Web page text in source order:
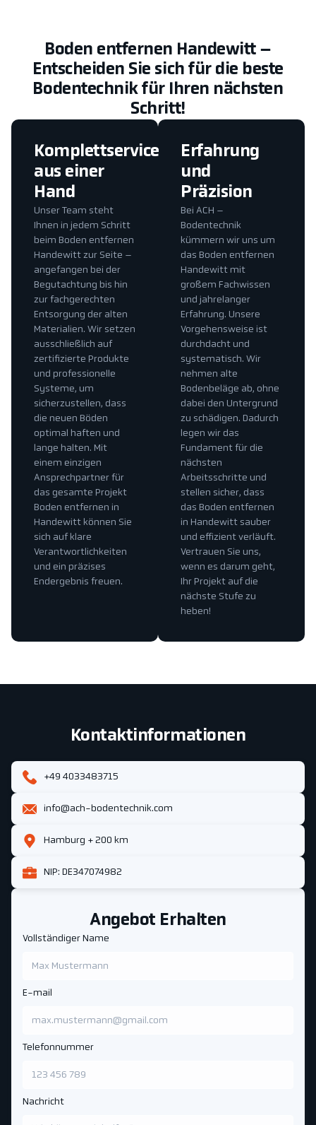
Boden entfernen Handewitt –
Entscheiden Sie sich für die beste
Bodentechnik für Ihren nächsten
Schritt!
Erfahrung
und
Präzision
Bei ACH –
Bodentechnik
kümmern wir uns um
das Boden entfernen
Handewitt mit
großem Fachwissen
und jahrelanger
Erfahrung. Unsere
Vorgehensweise ist
durchdacht und
systematisch. Wir
nehmen alte
Bodenbeläge ab, ohne
dabei den Untergrund
zu schädigen. Dadurch
legen wir das
Fundament für die
nächsten
Arbeitsschritte und
stellen sicher, dass
das Boden entfernen
in Handewitt sauber
und effizient verläuft.
Vertrauen Sie uns,
wenn es darum geht,
Ihr Projekt auf die
nächste Stufe zu
heben!
Komplettservice
aus einer
Hand
Unser Team steht
Ihnen in jedem Schritt
beim Boden entfernen
Handewitt zur Seite –
angefangen bei der
Begutachtung bis hin
zur fachgerechten
Entsorgung der alten
Materialien. Wir setzen
ausschließlich auf
zertifizierte Produkte
und professionelle
Systeme, um
sicherzustellen, dass
die neuen Böden
optimal haften und
lange halten. Mit
einem einzigen
Ansprechpartner für
das gesamte Projekt
Boden entfernen in
Handewitt können Sie
sich auf klare
Verantwortlichkeiten
und ein präzises
Endergebnis freuen.
Angebot Erhalten
Vollständiger Name
E-mail
Telefonnummer
Nachricht
Kontaktinformationen
+49 4033483715
info@ach-bodentechnik.com
Hamburg + 200 km
NIP: DE347074982